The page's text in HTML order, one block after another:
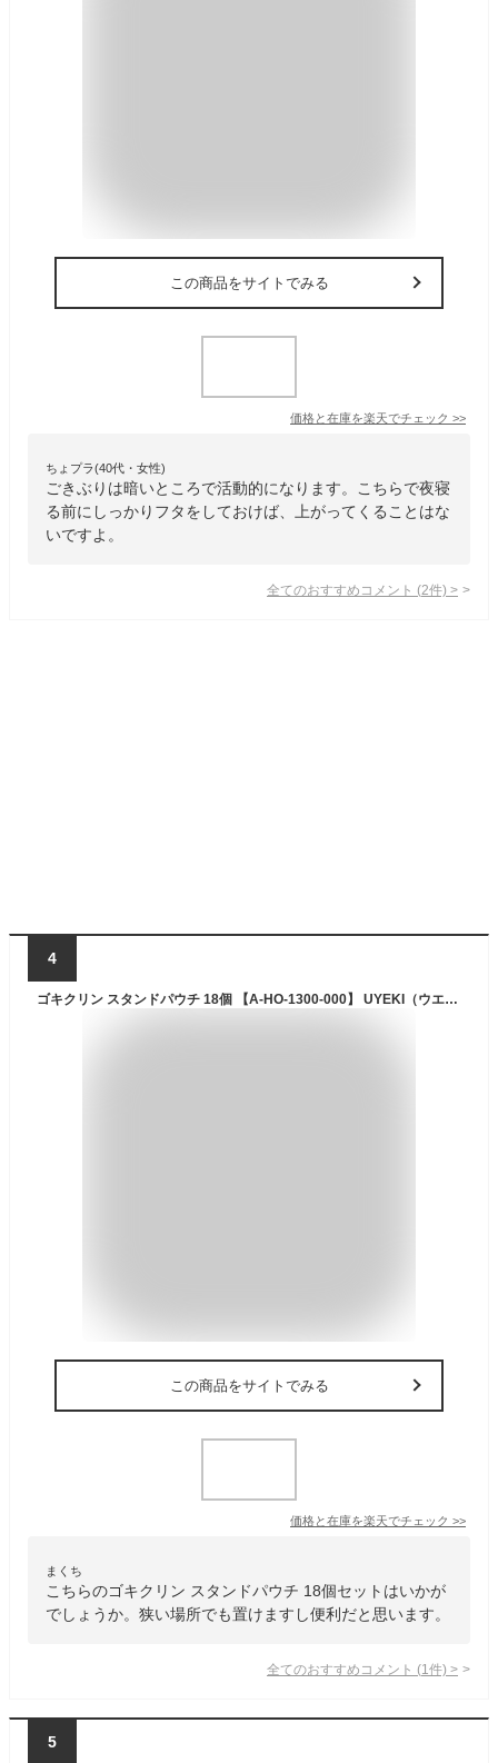
この商品をサイトでみる
価格と在庫を楽天でチェック >>
ちょプラ(40代・女性)
ごきぶりは暗いところで活動的になります。こちらで夜寝
る前にしっかりフタをしておけば、上がってくることはな
いですよ。
全てのおすすめコメント (2件) >
4
ゴキクリン スタンドパウチ 18個 【A-HO-1300-000】 UYEKI（ウエキ） ゴキブリ 駆除 対策 退治 ホウ酸ダンゴ ほう酸 団子
この商品をサイトでみる
価格と在庫を楽天でチェック >>
まくち
こちらのゴキクリン スタンドパウチ 18個セットはいかが
でしょうか。狭い場所でも置けますし便利だと思います。
全てのおすすめコメント (1 件) >
5